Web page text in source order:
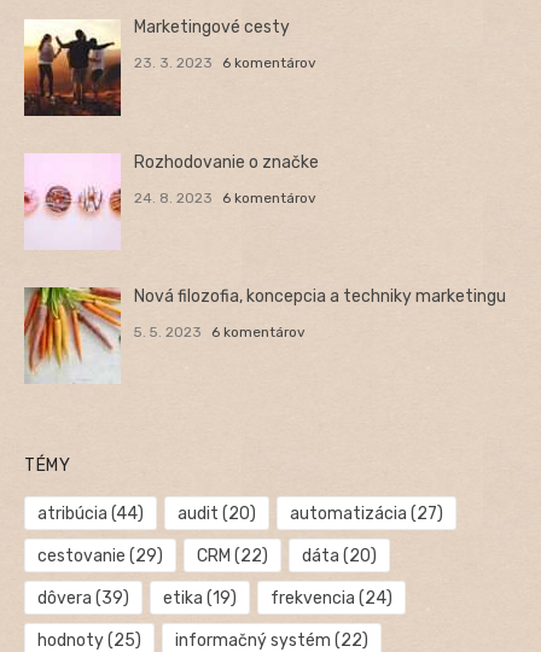
Marketingové cesty
23. 3. 2023 6 komentárov
Rozhodovanie o značke
24. 8. 2023 6 komentárov
Nová filozofia, koncepcia a techniky marketingu
5. 5. 2023 6 komentárov
TÉMY
atribúcia (44) audit (20) automatizácia (27)
cestovanie (29) CRM (22) dáta (20)
dôvera (39) etika (19) frekvencia (24)
hodnoty(25) informačný systém (22)